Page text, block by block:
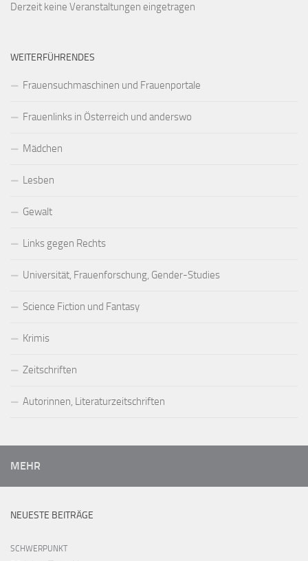
Derzeit keine Veranstaltungen eingetragen
WEITERFÜHRENDES
Frauensuchmaschinen und Frauenportale
Frauenlinks in Österreich und anderswo
Mädchen
Lesben
Gewalt
Links gegen Rechts
Universität, Frauenforschung, Gender-Studies
Science Fiction und Fantasy
Krimis
Zeitschriften
Autorinnen, Literaturzeitschriften
MEHR
NEUESTE BEITRÄGE
SCHWERPUNKT